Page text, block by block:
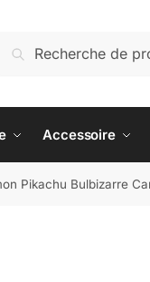
pour :
Recherche
Accessoire
Pikachu Bulbizarre